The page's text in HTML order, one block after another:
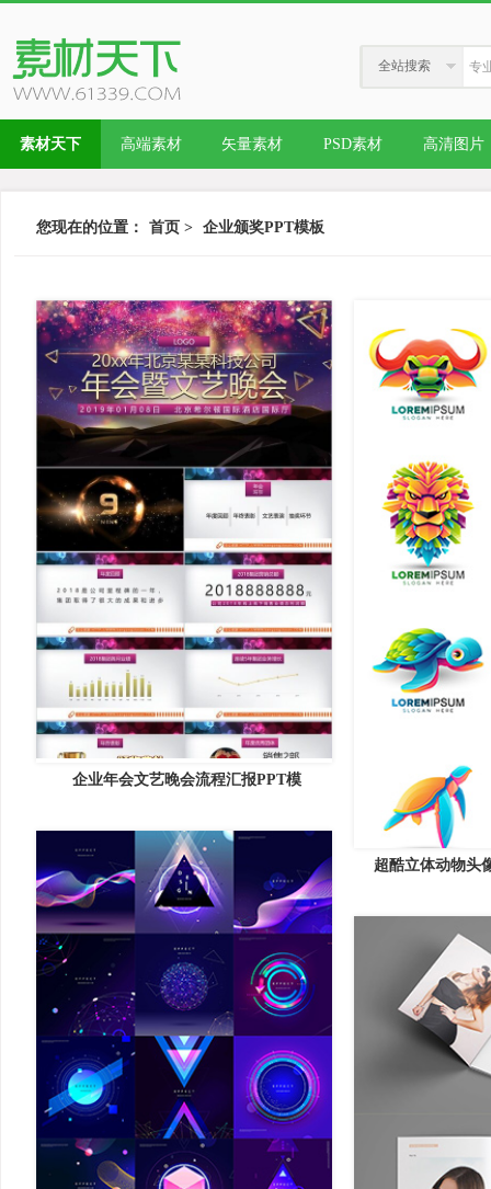
全站搜索
素材天下 高端素材 矢量素材 PSD素材 高清图片
您现在的位置： 首页 > 企业颁奖PPT模板
企业年会文艺晚会流程汇报PPT模
超酷立体动物头